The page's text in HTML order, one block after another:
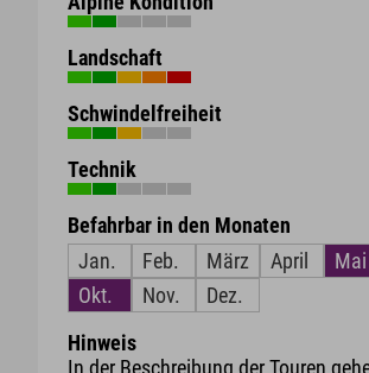
Landschaft
Schwindelfreiheit
Technik
Befahrbar in den Monaten
Jan.
Feb. März April Mai
Okt.
Nov.
Dez.
Hinweis
In der Beschreibung der Touren